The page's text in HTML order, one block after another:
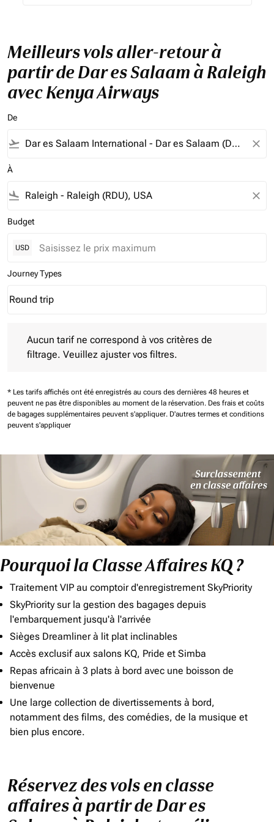
Meilleurs vols aller-retour à
partir de Dar es Salaam à Raleigh
avec Kenya Airways
De
flight_takeoff close
À
flight_land close
Budget
USD
Journey Types
Journey Types option Round trip Selected
Round trip
keyboard_arrow_down
Aucun tarif ne correspond à vos critères de
filtrage. Veuillez ajuster vos filtres.
* Les tarifs affichés ont été enregistrés au cours des dernières 48 heures et
peuvent ne pas être disponibles au moment de la réservation. Des frais et coûts
de bagages supplémentaires peuvent s'appliquer. D'autres termes et conditions
peuvent s'appliquer
Pourquoi la Classe Affaires KQ ?
Traitement VIP au comptoir d'enregistrement SkyPriority
SkyPriority sur la gestion des bagages depuis
l'embarquement jusqu'à l'arrivée
Sièges Dreamliner à lit plat inclinables
Accès exclusif aux salons KQ, Pride et Simba
Repas africain à 3 plats à bord avec une boisson de
bienvenue
Une large collection de divertissements à bord,
notamment des films, des comédies, de la musique et
bien plus encore.
Réservez des vols en classe
affaires à partir de Dar es